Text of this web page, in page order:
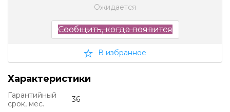
Ожидается
Сообщить, когда появится
В избранное
Характеристики
Гарантийный
срок, мес.
36